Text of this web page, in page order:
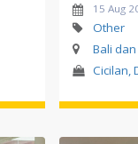
15 Aug
Other
Bali
Cicilan,